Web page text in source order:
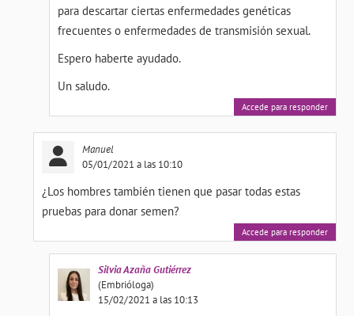
para descartar ciertas enfermedades genéticas
frecuentes o enfermedades de transmisión sexual.
Espero haberte ayudado.
Un saludo.
Accede para responder
Manuel
05/01/2021 a las 10:10
¿Los hombres también tienen que pasar todas estas
pruebas para donar semen?
Accede para responder
SilviaAzaña Gutiérrez
(Embrióloga)
15/02/2021 a las 10:13